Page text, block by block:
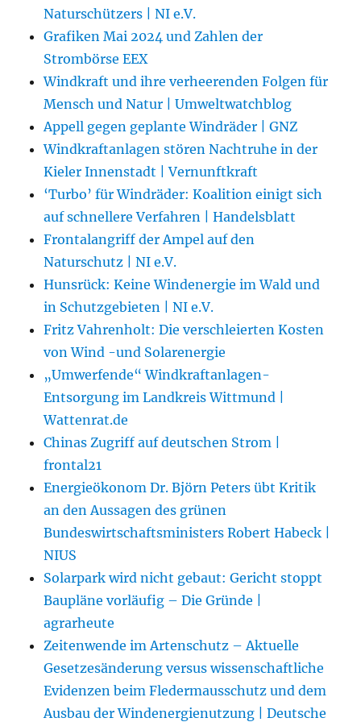
Naturschützers | NI e.V.
Grafiken Mai 2024 und Zahlen der
Strombörse EEX
Windkraft und ihre verheerenden Folgen für
Mensch und Natur | Umweltwatchblog
Appell gegen geplante Windräder | GNZ
Windkraftanlagen stören Nachtruhe in der
Kieler Innenstadt | Vernunftkraft
‘Turbo’ für Windräder: Koalition einigt sich
auf schnellere Verfahren | Handelsblatt
Frontalangriff der Ampel auf den
Naturschutz | NI e.V.
Hunsrück: Keine Windenergie im Wald und
in Schutzgebieten | NI e.V.
Fritz Vahrenholt: Die verschleierten Kosten
von Wind -und Solarenergie
„Umwerfende“ Windkraftanlagen-
Entsorgung im Landkreis Wittmund |
Wattenrat.de
Chinas Zugriff auf deutschen Strom |
frontal21
Energieökonom Dr. Björn Peters übt Kritik
an den Aussagen des grünen
Bundeswirtschaftsministers Robert Habeck |
NIUS
Solarpark wird nicht gebaut: Gericht stoppt
Baupläne vorläufig – Die Gründe |
agrarheute
Zeitenwende im Artenschutz – Aktuelle
Gesetzesänderung versus wissenschaftliche
Evidenzen beim Fledermausschutz und dem
Ausbau der Windenergienutzung | Deutsche